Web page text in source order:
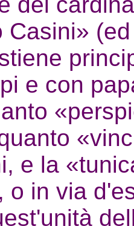
Casini»
e con
e la
o in via